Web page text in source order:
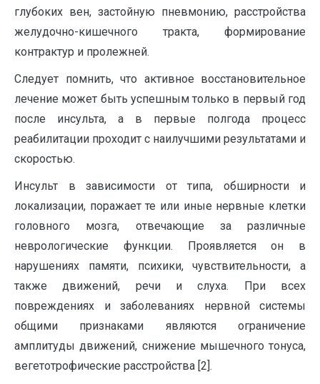
глубоких вен, застойную пневмонию, расстройства
желудочно-кишечного тракта, формирование
контрактур и пролежней.
Следует помнить, что активное восстановительное
лечение может быть успешным только в первый год
после инсульта, а в первые полгода процесс
реабилитации проходит с наилучшими результатами и
скоростью.
Инсульт в зависимости от типа, обширности и
локализации, поражает те или иные нервные клетки
головного мозга, отвечающие за различные
неврологические функции. Проявляется он в
нарушениях памяти, психики, чувствительности, а
также движений, речи и слуха. При всех
повреждениях и заболеваниях нервной системы
общими признаками являются ограничение
амплитуды движений, снижение мышечного тонуса,
вегетотрофические расстройства [2].